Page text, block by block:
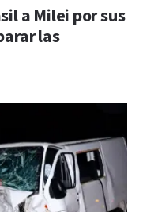
a Milei por sus
las